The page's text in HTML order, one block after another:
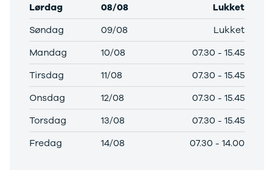
Tilbud
Renault
Twingo
Electric
Modeller
Anmeldelser
Privatleasing
Tilbud
5 Electric
Modeller
Anmeldelser
S-Max
Ranger
Ranger
Raptor
Transit
Courier
Transit
Connect
Transit
Custom
Transit 350
Lørdag 08/08
Lukket
Søndag
09/08
Lukket
Mandag
10/08 07.30 - 15.45
Tirsdag
11/08 07.30 - 15.45
Onsdag
12/08 07.30 - 15.45
Torsdag
13/08 07.30 - 15.45
Fredag
14/08 07.30 - 14.00